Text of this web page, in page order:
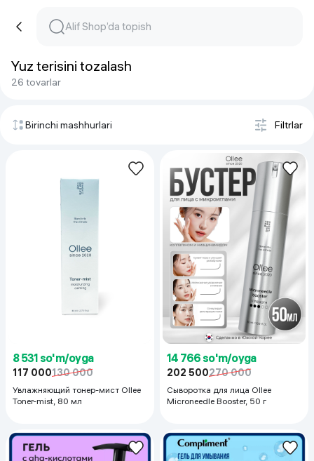
Yuz terisini tozalash
26 tovarlar
Birinchi mashhurlari Filtrlar
8 531 so'm/oyga
117 000130 000
Увлажняющий тонер-мист Ollee
Toner-mist, 80 мл
14 766 so'm/oyga
202 500270 000
Сыворотка для лица Ollee
Microneedle Booster, 50 г